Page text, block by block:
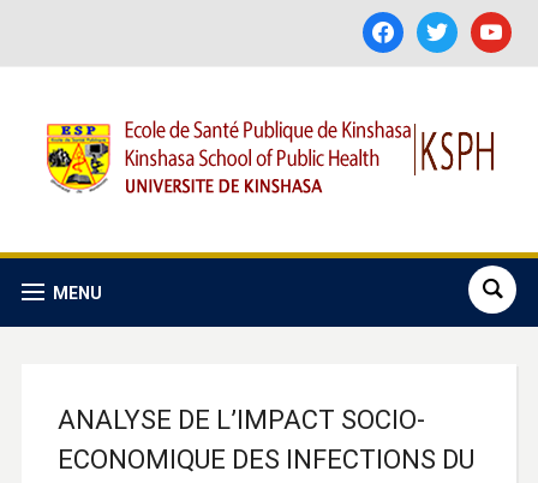
facebooktwitter youtube
MENU
ANALYSE DE L’IMPACT SOCIO-
ECONOMIQUE DES INFECTIONS DU